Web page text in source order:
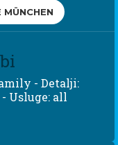
MÜNCHEN
- Detalji:
- Usluge: all